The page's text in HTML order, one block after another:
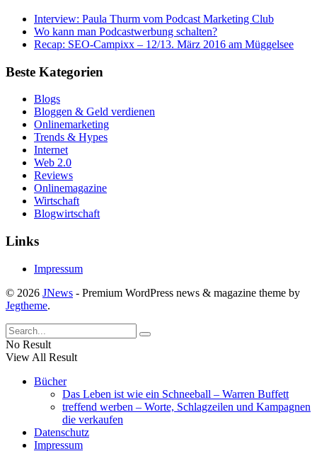
Interview: Paula Thurm vom Podcast Marketing Club
Wo kann man Podcastwerbung schalten?
Recap: SEO-Campixx – 12/13. März 2016 am Müggelsee
Beste Kategorien
Blogs
Bloggen & Geld verdienen
Onlinemarketing
Trends & Hypes
Internet
Web 2.0
Reviews
Onlinemagazine
Wirtschaft
Blogwirtschaft
Links
Impressum
© 2026 JNews - Premium WordPress news & magazine theme by
Jegtheme.
No Result
View All Result
Bücher
Das Leben ist wie ein Schneeball – Warren Buffett
treffend werben – Worte, Schlagzeilen und Kampagnen
die verkaufen
Datenschutz
Impressum